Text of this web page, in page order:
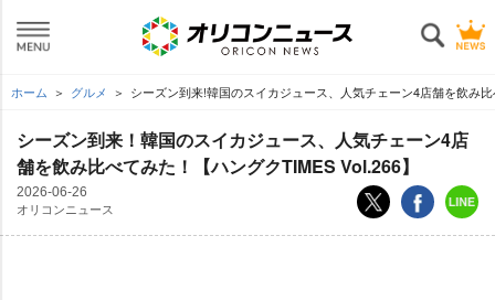
ホーム グルメ シーズン到来!韓国のスイカジュース、人気チェーン4店舗を飲み
シーズン到来！韓国のスイカジュース、人気チェーン4店
舗を飲み比べてみた！【ハングクTIMES Vol.266】
2026-06-26
オリコンニュース